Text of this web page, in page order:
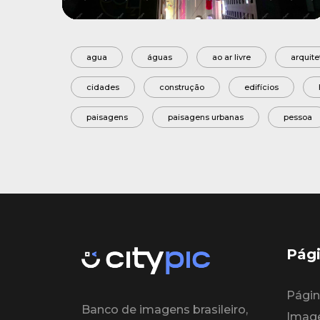
agua águas ao ar livre
cidades construção edifícios
paisagens paisagens urbanas pessoa
Banco de imagens brasileiro,